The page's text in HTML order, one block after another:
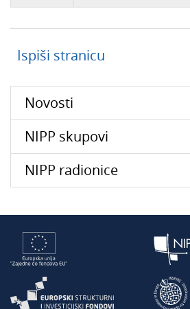
Ispiši stranicu
Novosti
NIPP skupovi
NIPP radionice